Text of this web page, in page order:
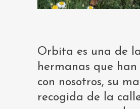
Orbita es una de
hermanas que han
con nosotros, su
recogida de la